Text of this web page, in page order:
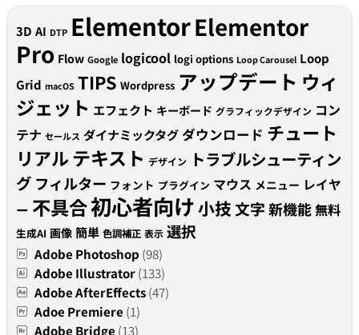
3D AI DTP ElementorElementor
Pro Flow Google logicool logi options Loop Carousel Loop
Grid macOS TIPS Wordpress アップデート ウィ
ジェット エフェクト キーボード グラフィックデザイン コン
テナ セールス ダイナミックタグダウンロード チュート
リアルテキスト デザイン トラブルシューティン
グ フィルター フォント プラグイン マウス メニュー レイヤ
ー 不具合初心者向け小技文字新機能無料
生成AI 画像 簡単 色調補正 表示 選択
Adobe Photoshop (98)
Adobe Illustrator(133)
Adobe AfterEffects(47)
Adoe Premiere (1)
Adobe Bridge (13)